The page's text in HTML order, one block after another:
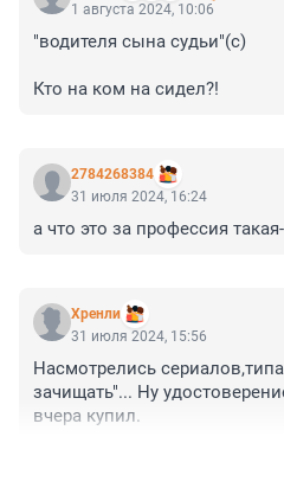
1 августа 2024, 10:06
"водителя сына судьи"(с)
Кто на ком на сидел?!
2784268384
31 июля 2024, 16:24
а что это за профессия
Хренли
31 июля 2024, 15:56
Насмотрелись
зачищать"... Ну
вчера купил.